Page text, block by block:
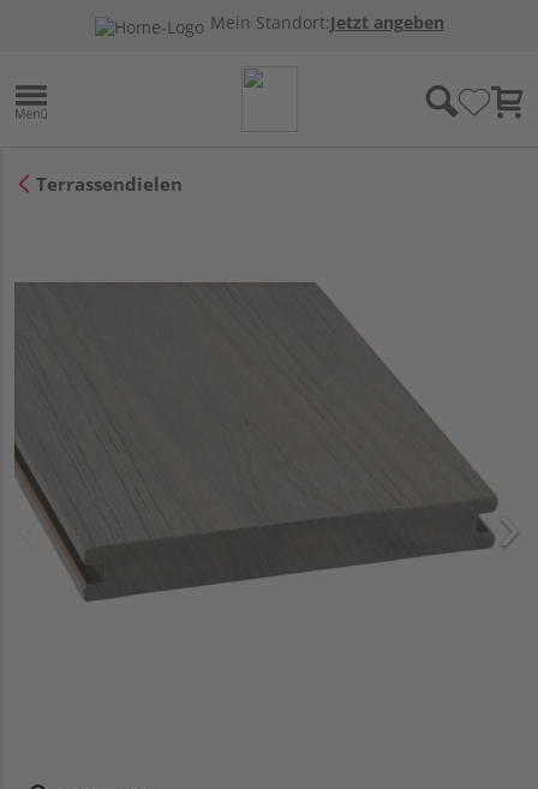
Mein Standort:Jetzt angeben
Terrassendielen